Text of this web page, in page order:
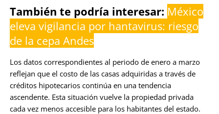
También te podría interesar: México
eleva vigilancia por hantavirus: riesgo
de la cepa Andes
Los datos correspondientes al periodo de enero a marzo
reflejan que el costo de las casas adquiridas a través de
créditos hipotecarios continúa en una tendencia
ascendente. Esta situación vuelve la propiedad privada
cada vez menos accesible para los habitantes del estado.